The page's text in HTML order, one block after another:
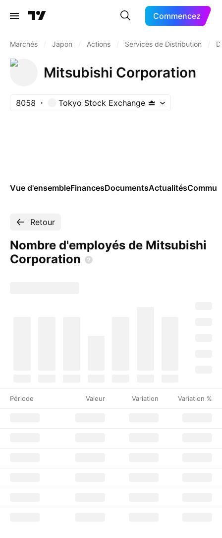
Commencez
Marchés Japon Actions Services de Distribution
Mitsubishi Corporation
8058 Tokyo Stock Exchange
Vue d'ensembleFinancesDocumentsActualités
Retour
Nombre d'employés de Mitsubishi
Corporation
Période Valeur Variation Variation %